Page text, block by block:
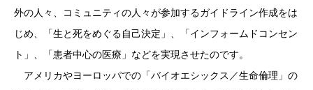
外の人々、コミュニティの人々が参加するガイドライン作成をは
じめ、「生と死をめぐる自己決定」、「インフォームドコンセン
ト」、「患者中心の医療」などを実現させたのです。
アメリカやヨーロッパでの「バイオエシックス／生命倫理」の